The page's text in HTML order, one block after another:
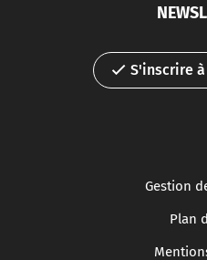
S'inscrire
Gestion
Plan